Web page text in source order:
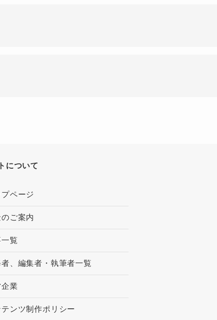
について
プページ
ご案内
覧
者、編集者・執筆者一覧
業
テンツ制作ポリシー